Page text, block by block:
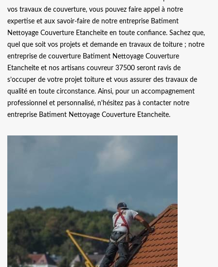
vos travaux de couverture, vous pouvez faire appel à notre
expertise et aux savoir-faire de notre entreprise Batiment
Nettoyage Couverture Etancheite en toute confiance. Sachez que,
quel que soit vos projets et demande en travaux de toiture ; notre
entreprise de couverture Batiment Nettoyage Couverture
Etancheite et nos artisans couvreur 37500 seront ravis de
s’occuper de votre projet toiture et vous assurer des travaux de
qualité en toute circonstance. Ainsi, pour un accompagnement
professionnel et personnalisé, n'hésitez pas à contacter notre
entreprise Batiment Nettoyage Couverture Etancheite.